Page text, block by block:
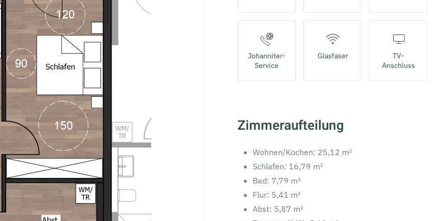
Johanniter-
Service
Glasfaser
TV-
Anschluss
Zimmeraufteilung
Wohnen/Kochen: 25,12 m²
Schlafen: 16,79 m²
Bad: 7,79 m²
Flur: 5,41 m²
Abst: 5,87 m²